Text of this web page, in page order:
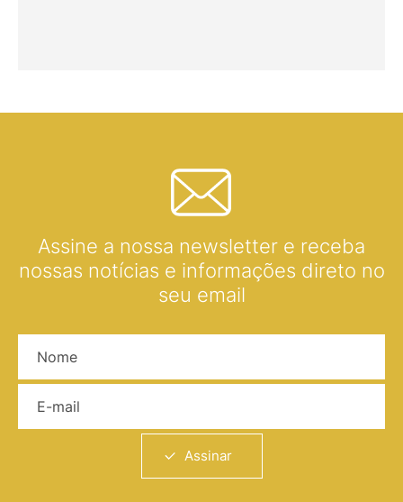
Assine a nossa newsletter e receba
nossas notícias e informações direto no
seu email
Assinar